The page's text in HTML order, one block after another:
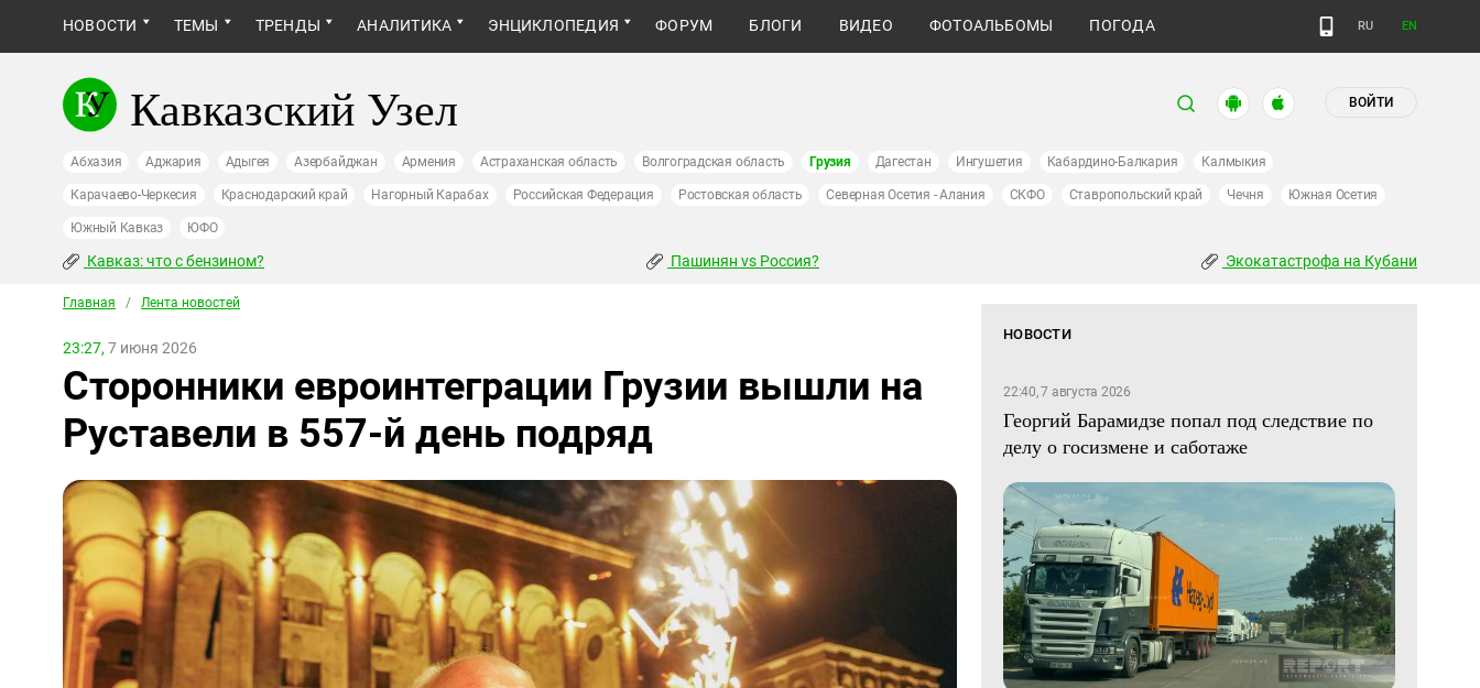
НОВОСТИ ТЕМЫ ТРЕНДЫ АНАЛИТИКА ЭНЦИКЛОПЕДИЯ ФОРУМ БЛОГИ ВИДЕО ФОТОАЛЬБОМЫ ПОГОДА RU EN
Кавказский Узел ВОЙТИ
Абхазия Аджария Адыгея Азербайджан Армения Астраханская область Волгоградская область Грузия Дагестан Ингушетия Кабардино-Балкария Калмыкия
Карачаево-Черкесия Краснодарский край Нагорный Карабах Российская Федерация Ростовская область Северная Осетия - Алания СКФО Ставропольский край Чечня Южная Осетия
Южный Кавказ ЮФО
Кавказ: что с бензином? Пашинян vs Россия? Экокатастрофа на Кубани
Главная / Лента новостей
23:27, 7 июня 2026
Сторонники евроинтеграции Грузии вышли на
Руставели в 557-й день подряд
НОВОСТИ
22:40, 7 августа 2026
Георгий Барамидзе попал под следствие по
делу о госизмене и саботаже